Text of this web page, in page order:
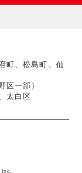
Inc.
町、松島町、仙
区一部）
太白区